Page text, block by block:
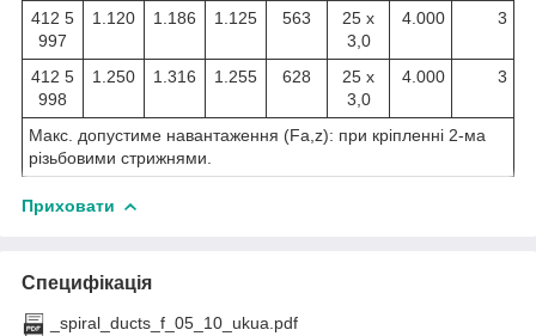
412 5
997
1.120 1.186 1.125 563
25 x
3,0
4.000 3
412 5
998
1.250 1.316 1.255 628
25 x
3,0
4.000 3
Макс. допустиме навантаження (Fa,z): при кріпленні 2-ма
різьбовими стрижнями.
Приховати
Специфікація
_spiral_ducts_f_05_10_ukua.pdf